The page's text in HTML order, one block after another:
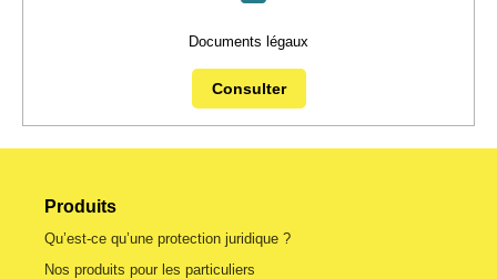
Documents légaux
Consulter
Produits
Qu’est-ce qu’une protection juridique ?
Nos produits pour les particuliers